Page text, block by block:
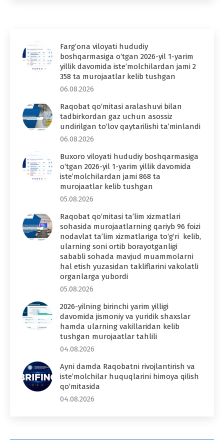
Farg‘ona viloyati hududiy
boshqarmasiga o‘tgan 2026-yil 1-yarim
yillik davomida iste’molchilardan jami 2
358 ta murojaatlar kelib tushgan
06.08.2026
Raqobat qo‘mitasi aralashuvi bilan
tadbirkordan gaz uchun asossiz
undirilgan to‘lov qaytarilishi ta’minlandi
06.08.2026
Buxoro viloyati hududiy boshqarmasiga
o‘tgan 2026-yil 1-yarim yillik davomida
iste’molchilardan jami 868 ta
murojaatlar kelib tushgan
05.08.2026
Raqobat qo‘mitasi ta’lim xizmatlari
sohasida murojaatlarning qariyb 96 foizi
nodavlat ta’lim xizmatlariga to‘g‘ri kelib,
ularning soni ortib borayotganligi
sababli sohada mavjud muammolarni
hal etish yuzasidan takliflarini vakolatli
organlarga yubordi
05.08.2026
2026-yilning birinchi yarim yilligi
davomida jismoniy va yuridik shaxslar
hamda ularning vakillaridan kelib
tushgan murojaatlar tahlili
04.08.2026
Ayni damda Raqobatni rivojlantirish va
iste’molchilar huquqlarini himoya qilish
qo‘mitasida
04.08.2026